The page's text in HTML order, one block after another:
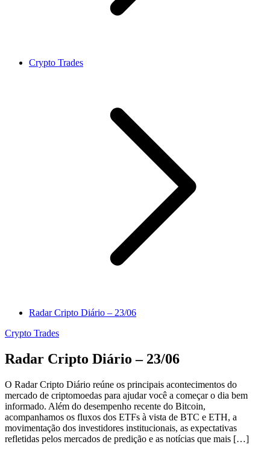
Crypto Trades
Radar Cripto Diário – 23/06
Crypto Trades
Radar Cripto Diário – 23/06
O Radar Cripto Diário reúne os principais acontecimentos do
mercado de criptomoedas para ajudar você a começar o dia bem
informado. Além do desempenho recente do Bitcoin,
acompanhamos os fluxos dos ETFs à vista de BTC e ETH, a
movimentação dos investidores institucionais, as expectativas
refletidas pelos mercados de predição e as notícias que mais […]